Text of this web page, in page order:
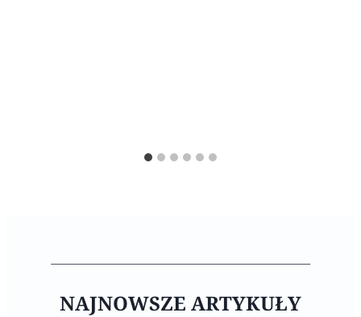
NAJNOWSZE ARTYKUŁY